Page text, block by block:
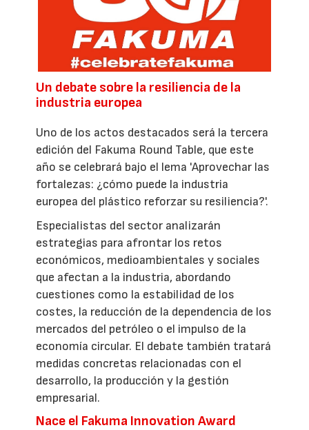
Un debate sobre la resiliencia de la
industria europea
Uno de los actos destacados será la tercera
edición del Fakuma Round Table, que este
año se celebrará bajo el lema 'Aprovechar las
fortalezas: ¿cómo puede la industria
europea del plástico reforzar su resiliencia?'.
Especialistas del sector analizarán
estrategias para afrontar los retos
económicos, medioambientales y sociales
que afectan a la industria, abordando
cuestiones como la estabilidad de los
costes, la reducción de la dependencia de los
mercados del petróleo o el impulso de la
economía circular. El debate también tratará
medidas concretas relacionadas con el
desarrollo, la producción y la gestión
empresarial.
Nace el Fakuma Innovation Award